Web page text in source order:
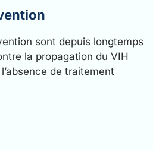
sont depuis longtemps
la propagation du VIH
de traitement